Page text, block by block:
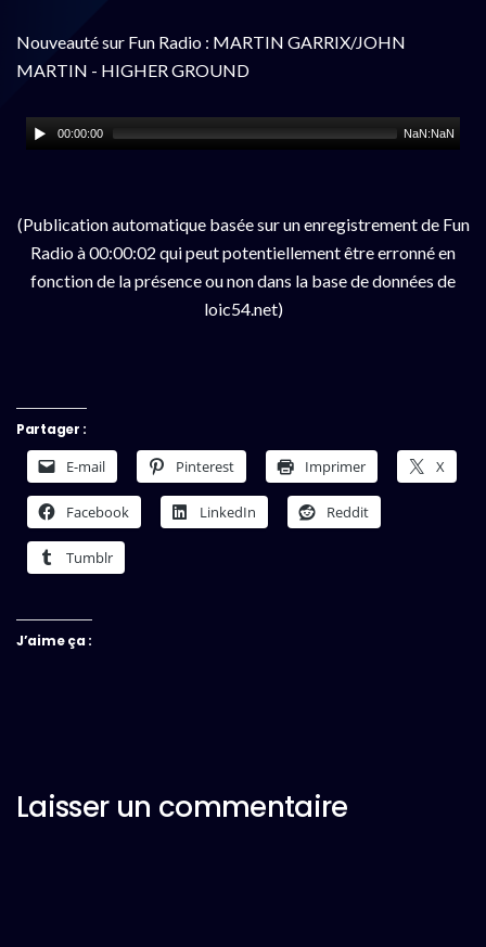
Nouveauté sur Fun Radio : MARTIN GARRIX/JOHN
MARTIN - HIGHER GROUND
00:00:00 NaN:NaN
(Publication automatique basée sur un enregistrement de Fun
Radio à 00:00:02 qui peut potentiellement être erronné en
fonction de la présence ou non dans la base de données de
loic54.net)
Partager :
E-mail Pinterest Imprimer X
Facebook LinkedIn Reddit
Tumblr
J’aime ça :
Laisser un commentaire